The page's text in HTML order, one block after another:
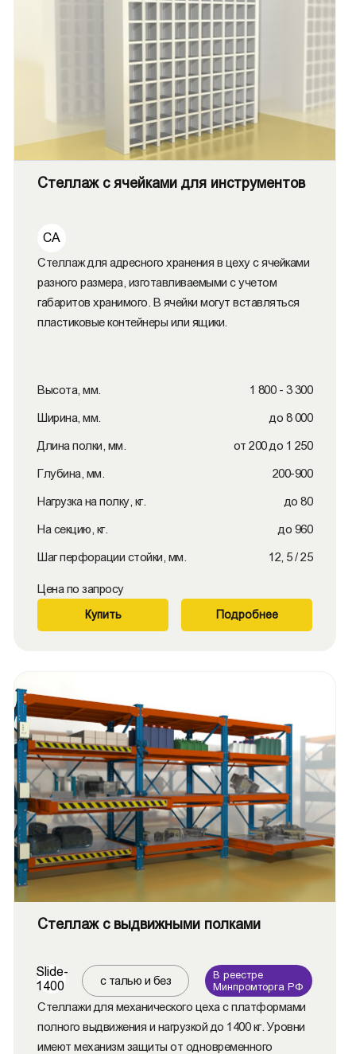
Стеллаж с ячейками для инструментов
СА
Стеллаж для адресного хранения в цеху с ячейками
разного размера, изготавливаемыми с учетом
габаритов хранимого. В ячейки могут вставляться
пластиковые контейнеры или ящики.
Высота, мм. 1 800 - 3 300
Ширина, мм. до 8 000
Длина полки, мм. от 200 до 1 250
Глубина, мм. 200-900
Нагрузка на полку, кг. до 80
На секцию, кг. до 960
Шаг перфорации стойки, мм. 12, 5 / 25
Цена по запросу
Купить Подробнее
Стеллаж с выдвижными полками
Slide-
1400
с талью и без
В реестре
Минпромторга РФ
Стеллажи для механического цеха с платформами
полного выдвижения и нагрузкой до 1400 кг. Уровни
имеют механизм защиты от одновременного